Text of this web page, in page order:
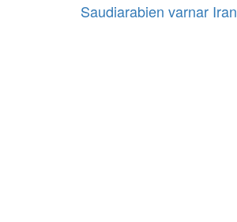
Saudiarabien varnar Iran